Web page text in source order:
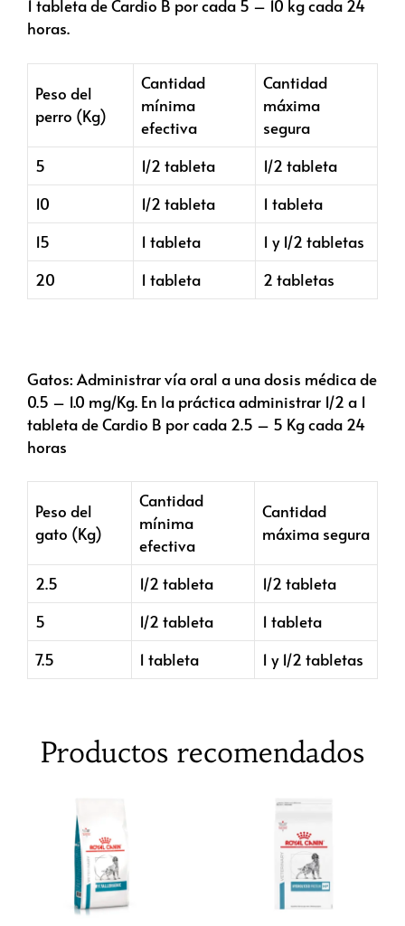
1 tableta de Cardio B por cada 5 – 10 kg cada 24
horas.
Peso del
perro (Kg)
Cantidad
mínima
efectiva
Cantidad
máxima
segura
5
1/2 tableta
1/2 tableta
10
1/2 tableta
1 tableta
15
1 tableta
1 y 1/2 tabletas
20
1 tableta 2 tabletas
Gatos: Administrar vía oral a una dosis médica de
0.5 – 1.0 mg/Kg. En la práctica administrar 1/2 a 1
tableta de Cardio B por cada 2.5 – 5 Kg cada 24
horas
Peso del
gato (Kg)
Cantidad
mínima
efectiva
Cantidad
máxima segura
2.5 1/2 tableta
1/2 tableta
5
1/2 tableta
1 tableta
7.5
1 tableta 1 y 1/2 tabletas
Productos recomendados